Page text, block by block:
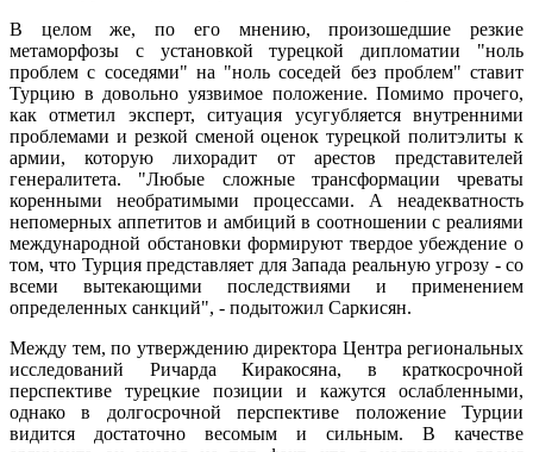
В целом же, по его мнению, произошедшие резкие
метаморфозы с установкой турецкой дипломатии "ноль
проблем с соседями" на "ноль соседей без проблем" ставит
Турцию в довольно уязвимое положение. Помимо прочего,
как отметил эксперт, ситуация усугубляется внутренними
проблемами и резкой сменой оценок турецкой политэлиты к
армии, которую лихорадит от арестов представителей
генералитета. "Любые сложные трансформации чреваты
коренными необратимыми процессами. А неадекватность
непомерных аппетитов и амбиций в соотношении с реалиями
международной обстановки формируют твердое убеждение о
том, что Турция представляет для Запада реальную угрозу - со
всеми вытекающими последствиями и применением
определенных санкций", - подытожил Саркисян.
Между тем, по утверждению директора Центра региональных
исследований Ричарда Киракосяна, в краткосрочной
перспективе турецкие позиции и кажутся ослабленными,
однако в долгосрочной перспективе положение Турции
видится достаточно весомым и сильным. В качестве